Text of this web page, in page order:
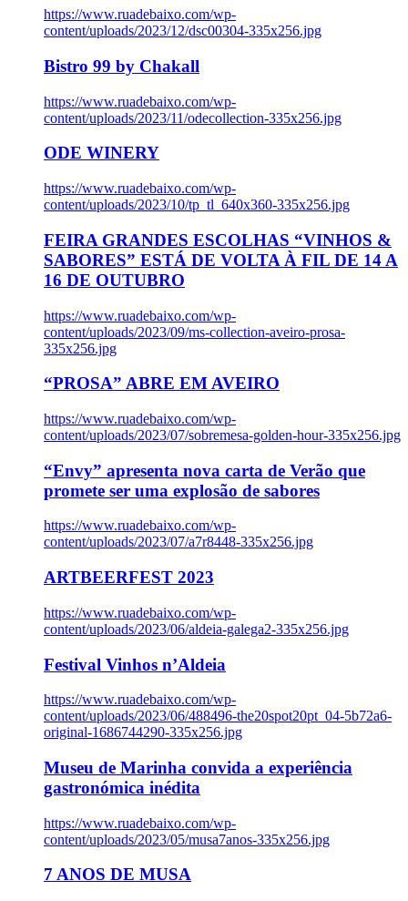
https://www.ruadebaixo.com/wp-
content/uploads/2023/12/dsc00304-335x256.jpg
Bistro 99 by Chakall
https://www.ruadebaixo.com/wp-
content/uploads/2023/11/odecollection-335x256.jpg
ODE WINERY
https://www.ruadebaixo.com/wp-
content/uploads/2023/10/tp_tl_640x360-335x256.jpg
FEIRA GRANDES ESCOLHAS “VINHOS &
SABORES” ESTÁ DE VOLTA À FIL DE 14 A
16 DE OUTUBRO
https://www.ruadebaixo.com/wp-
content/uploads/2023/09/ms-collection-aveiro-prosa-
335x256.jpg
“PROSA” ABRE EM AVEIRO
https://www.ruadebaixo.com/wp-
content/uploads/2023/07/sobremesa-golden-hour-335x256.jpg
“Envy” apresenta nova carta de Verão que
promete ser uma explosão de sabores
https://www.ruadebaixo.com/wp-
content/uploads/2023/07/a7r8448-335x256.jpg
ARTBEERFEST 2023
https://www.ruadebaixo.com/wp-
content/uploads/2023/06/aldeia-galega2-335x256.jpg
Festival Vinhos n’Aldeia
https://www.ruadebaixo.com/wp-
content/uploads/2023/06/488496-the20spot20pt_04-5b72a6-
original-1686744290-335x256.jpg
Museu de Marinha convida a experiência
gastronómica inédita
https://www.ruadebaixo.com/wp-
content/uploads/2023/05/musa7anos-335x256.jpg
7 ANOS DE MUSA